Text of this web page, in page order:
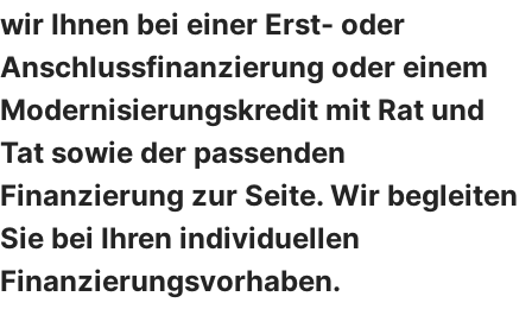
wir Ihnen bei einer Erst- oder
Anschlussfinanzierung oder einem
Modernisierungskredit mit Rat und
Tat sowie der passenden
Finanzierung zur Seite. Wir begleiten
Sie bei Ihren individuellen
Finanzierungsvorhaben.